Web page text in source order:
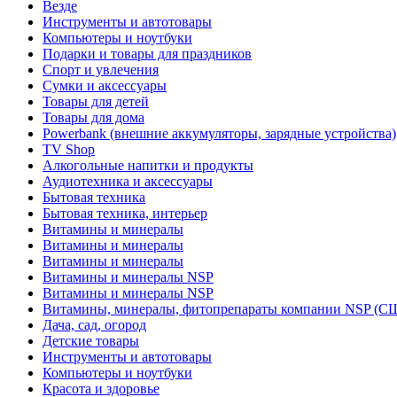
Везде
Инструменты и автотовары
Компьютеры и ноутбуки
Подарки и товары для праздников
Спорт и увлечения
Сумки и аксессуары
Товары для детей
Товары для дома
Powerbank (внешние аккумуляторы, зарядные устройства)
TV Shop
Алкогольные напитки и продукты
Аудиотехника и аксессуары
Бытовая техника
Бытовая техника, интерьер
Витамины и минералы
Витамины и минералы
Витамины и минералы
Витамины и минералы NSP
Витамины и минералы NSP
Витамины, минералы, фитопрепараты компании NSP
Дача, сад, огород
Детские товары
Инструменты и автотовары
Компьютеры и ноутбуки
Красота и здоровье